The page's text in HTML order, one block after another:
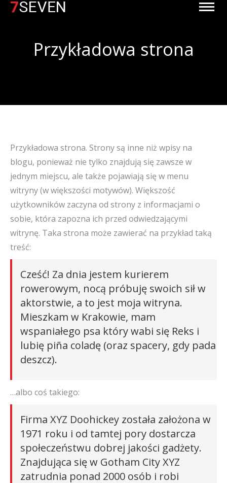
Przykładowa strona
Przykładowa strona. Strony są inne niż wpisy na
blogu, ponieważ nie tylko znajdują się zawsze w
jednym miejscu, ale także pojawiają się w menu
witryny (w większości motywów). Większość
użytkowników zaczyna od strony z informacjami o
sobie, która zapozna ich przed odwiedzającymi
witrynę. Taka strona może zawierać na przykład taką
treść:
Cześć! Za dnia jestem kurierem
rowerowym, nocą próbuję swoich sił w
aktorstwie, a to jest moja witryna.
Mieszkam w Krakowie, mam
wspaniałego psa który wabi się Reks i
lubię piña coladę (oraz spacery, gdy pada
deszcz).
…albo coś takiego:
Firma XYZ Doohickey została założona w
1971 roku i od tamtej pory dostarcza
społeczeństwu dobrej jakości gadżety.
Znajdująca się w Gotham City XYZ
zatrudnia ponad 2000 osób i robi